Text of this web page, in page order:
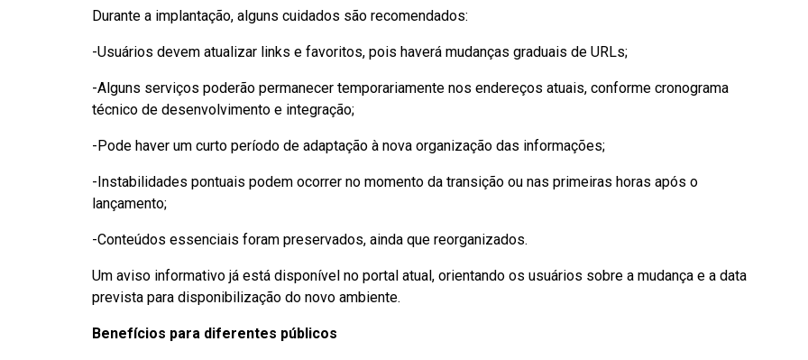
Durante a implantação, alguns cuidados são recomendados:
-Usuários devem atualizar links e favoritos, pois haverá mudanças graduais de URLs;
-Alguns serviços poderão permanecer temporariamente nos endereços atuais, conforme cronograma
técnico de desenvolvimento e integração;
-Pode haver um curto período de adaptação à nova organização das informações;
-Instabilidades pontuais podem ocorrer no momento da transição ou nas primeiras horas após o
lançamento;
-Conteúdos essenciais foram preservados, ainda que reorganizados.
Um aviso informativo já está disponível no portal atual, orientando os usuários sobre a mudança e a data
prevista para disponibilização do novo ambiente.
Benefícios para diferentes públicos